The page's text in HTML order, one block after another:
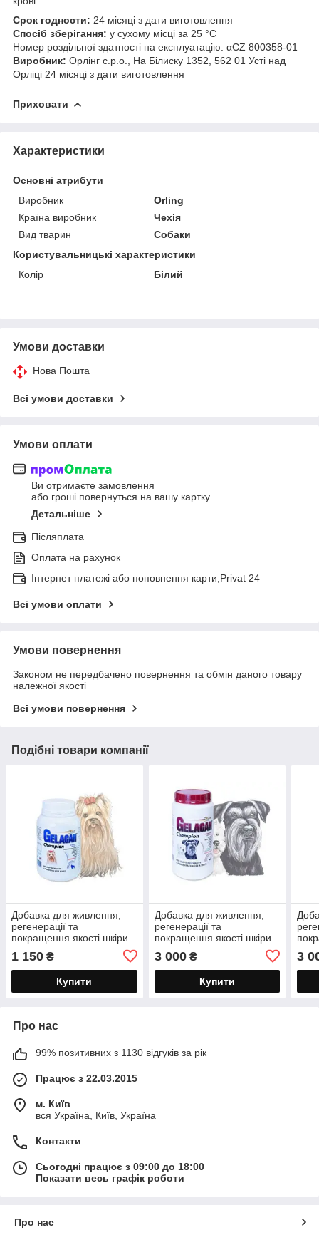
Срок годности: 24 місяці з дати виготовлення
Спосіб зберігання: у сухому місці за 25 °C
Номер роздільної здатності на експлуатацію: αCZ 800358-01
Виробник: Орлінг с.р.о., На Білиску 1352, 562 01 Усті над
Орліці 24 місяці з дати виготовлення
Приховати
Характеристики
Основні атрибути
Виробник
Orling
Країна виробник
Чехія
Вид тварин
Собаки
Користувальницькі характеристики
Колір
Білий
Умови доставки
Нова Пошта
Всі умови доставки
Умови оплати
Ви отримаєте замовлення
або гроші повернуться на вашу картку
Детальніше
Післяплата
Оплата на рахунок
Інтернет платежі або поповнення карти,Privat 24
Всі умови оплати
Умови повернення
Законом не передбачено повернення та обмін даного товару
належної якості
Всі умови повернення
Подібні товари компанії
Добавка для живлення,
регенерації та
покращення якості шкіри
кольорових забарвлень
Гелакан Чемпіон 150г
1 150 ₴
Купити
Добавка для живлення,
регенерації та
покращення якості шкіри
забарвлень Гелакан
Чемпіон 500г
3 000₴
Купити
3
Про нас
99% позитивних з 1130 відгуків за рік
Працює з 22.03.2015
м. Київ
вся Україна, Київ, Україна
Контакти
Сьогодні працює з 09:00 до 18:00
Показати весь графік роботи
Про нас